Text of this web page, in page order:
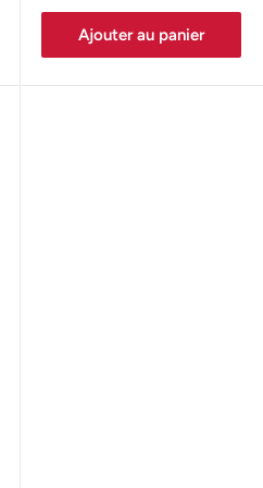
Ajouter au panier